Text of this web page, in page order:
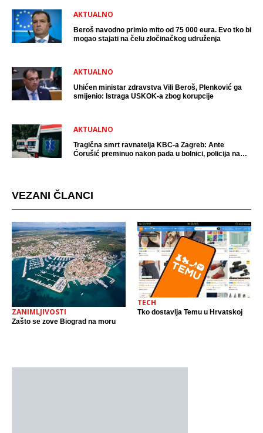
AKTUALNO
Beroš navodno primio mito od 75 000 eura. Evo tko bi
mogao stajati na čelu zločinačkog udruženja
AKTUALNO
Uhićen ministar zdravstva Vili Beroš, Plenković ga
smijenio: Istraga USKOK-a zbog korupcije
AKTUALNO
Tragična smrt ravnatelja KBC-a Zagreb: Ante
Ćorušić preminuo nakon pada u bolnici, policija na
VEZANI ČLANCI
ZANIMLJIVOSTI
Zašto se zove Biograd na moru
TECH
Tko dostavlja Temu u Hrvatskoj